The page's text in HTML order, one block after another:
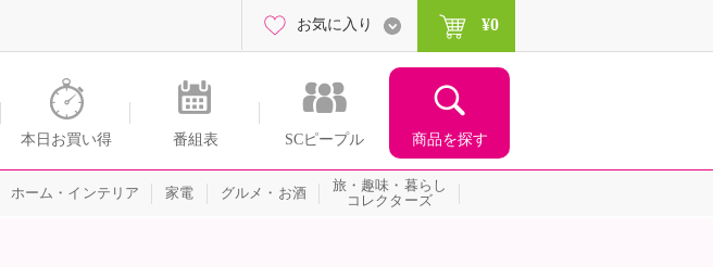
本日お買い得 番組表 SCピープル 商品を探す
お気に入り ¥0
ホーム・インテリア 家電 グルメ・お酒
旅・趣味・暮らし
コレクターズ